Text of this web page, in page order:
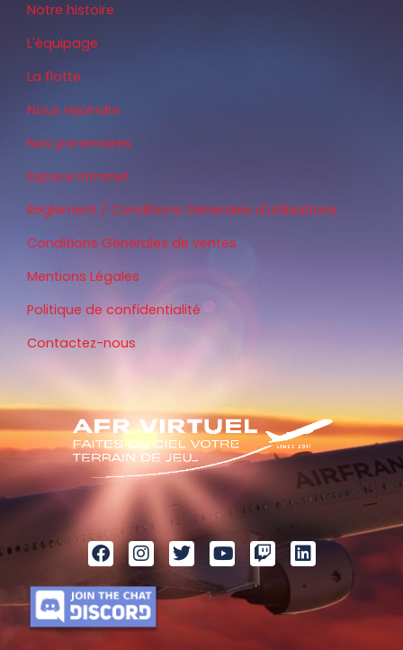
Notre histoire
L'équipage
La flotte
Nous rejoindre
Nos partenaires
Espace Intranet
Règlement / Conditions Générales d'utilisations
Conditions Générales de ventes
Mentions Légales
Politique de confidentialité
Contactez-nous